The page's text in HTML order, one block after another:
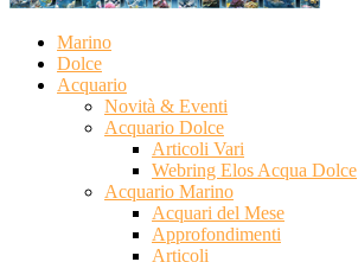
Marino
Dolce
Acquario
Novità & Eventi
Acquario Dolce
Articoli Vari
Webring Elos Acqua Dolce
Acquario Marino
Acquari del Mese
Approfondimenti
Articoli